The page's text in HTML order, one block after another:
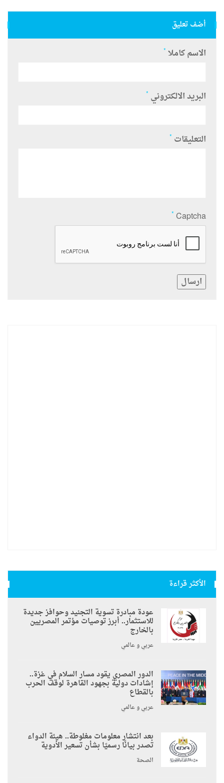
أضف تعليق
الاسم كاملا *
البريد الالكتروني *
التعليقات *
Captcha
*
ارسال
الأكثر قراءة
عودة مبادرة تسوية التجنيد وحوافز جديدة
للاستثمار.. أبرز توصيات مؤتمر المصريين
بالخارج
عربي و عالمي
الدور المصري يقود مسار السلام في غزة..
إشادات دولية بجهود القاهرة لوقف الحرب
بالقطاع
عربي و عالمي
بعد انتشار معلومات مغلوطة.. هيئة الدواء
تصدر بيانًا رسميًا بشأن تسعير الأدوية
الصحة